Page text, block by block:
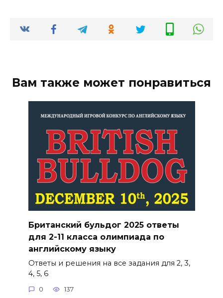
Вам также может понравиться
Британский бульдог 2025 ответы
для 2-11 класса олимпиада по
английскому языку
Ответы и решения на все задания для 2, 3,
4, 5, 6
0 137